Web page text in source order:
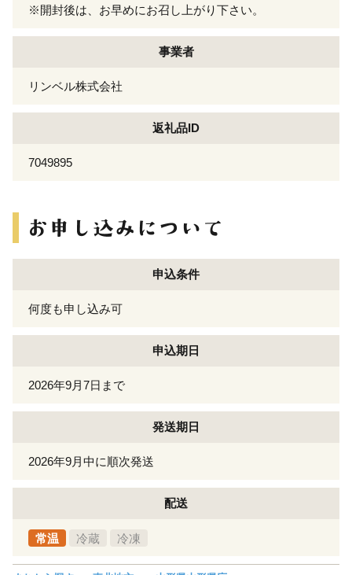
※開封後は、お早めにお召し上がり下さい。
事業者
リンベル株式会社
返礼品ID
7049895
申込条件
何度も申し込み可
申込期日
2026年9月7日まで
発送期日
2026年9月中に順次発送
配送
常温 冷蔵 冷凍